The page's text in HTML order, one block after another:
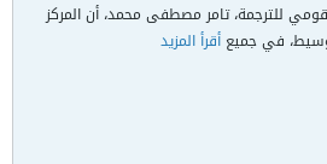
للترجمة، تامر مصطفى محمد، أن المركز
أقرأ المزيد